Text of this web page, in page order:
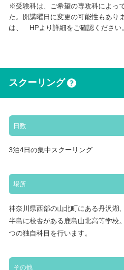
※受験科は、ご希望の専攻科によっ
た。開講曜日に変更の可能性もあり
は、 HPより詳細をご確認ください。
スクーリング
日数
3泊4日の集中スクーリング
場所
神奈川県西部の山北町にある丹沢湖
半島に校舎がある鹿島山北高等学校
つの独自科目を行います。
その他